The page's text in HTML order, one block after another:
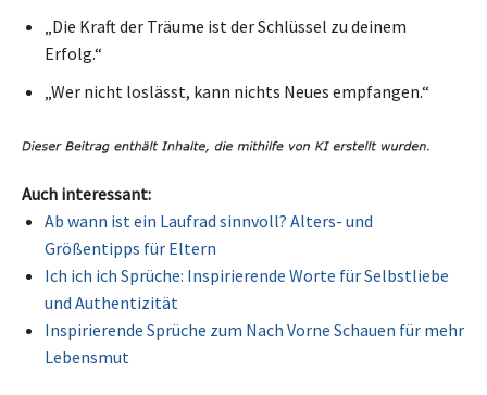
„Die Kraft der Träume ist der Schlüssel zu deinem
Erfolg.“
„Wer nicht loslässt, kann nichts Neues empfangen.“
Auch interessant:
Ab wann ist ein Laufrad sinnvoll? Alters- und
Größentipps für Eltern
Ich ich ich Sprüche: Inspirierende Worte für Selbstliebe
und Authentizität
Inspirierende Sprüche zum Nach Vorne Schauen für mehr
Lebensmut